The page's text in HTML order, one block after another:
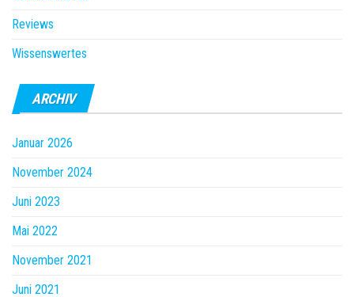
Reviews
Wissenswertes
ARCHIV
Januar 2026
November 2024
Juni 2023
Mai 2022
November 2021
Juni 2021